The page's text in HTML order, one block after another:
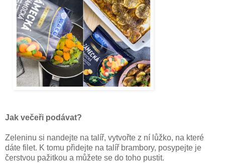
Jak večeři podávat?
Zeleninu si nandejte na talíř, vytvořte z ní lůžko, na které
dáte filet. K tomu přidejte na talíř brambory, posypejte je
čerstvou pažitkou a můžete se do toho pustit.